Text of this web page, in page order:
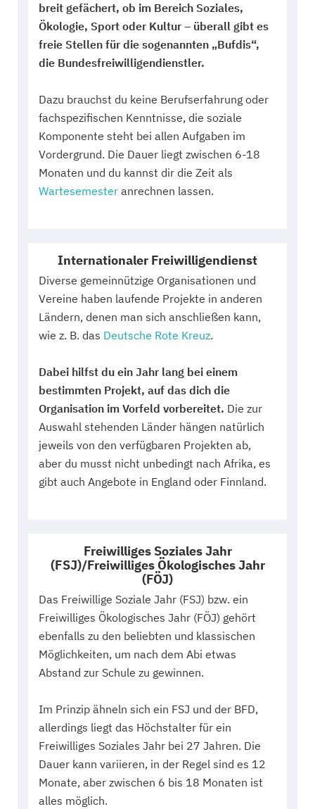
breit gefächert, ob im Bereich Soziales,
Ökologie, Sport oder Kultur – überall gibt es
freie Stellen für die sogenannten „Bufdis“,
die Bundesfreiwilligendienstler.
Dazu brauchst du keine Berufserfahrung oder
fachspezifischen Kenntnisse, die soziale
Komponente steht bei allen Aufgaben im
Vordergrund. Die Dauer liegt zwischen 6-18
Monaten und du kannst dir die Zeit als
Wartesemester anrechnen lassen.
Internationaler Freiwilligendienst
Diverse gemeinnützige Organisationen und
Vereine haben laufende Projekte in anderen
Ländern, denen man sich anschließen kann,
wie z. B. das Deutsche Rote Kreuz.
Dabei hilfst du ein Jahr lang bei einem
bestimmten Projekt, auf das dich die
Organisation im Vorfeld vorbereitet. Die zur
Auswahl stehenden Länder hängen natürlich
jeweils von den verfügbaren Projekten ab,
aber du musst nicht unbedingt nach Afrika, es
gibt auch Angebote in England oder Finnland.
Freiwilliges Soziales Jahr
(FSJ)/Freiwilliges Ökologisches Jahr
(FÖJ)
Das Freiwillige Soziale Jahr (FSJ) bzw. ein
Freiwilliges Ökologisches Jahr (FÖJ) gehört
ebenfalls zu den beliebten und klassischen
Möglichkeiten, um nach dem Abi etwas
Abstand zur Schule zu gewinnen.
Im Prinzip ähneln sich ein FSJ und der BFD,
allerdings liegt das Höchstalter für ein
Freiwilliges Soziales Jahr bei 27 Jahren. Die
Dauer kann variieren, in der Regel sind es 12
Monate, aber zwischen 6 bis 18 Monaten ist
alles möglich.